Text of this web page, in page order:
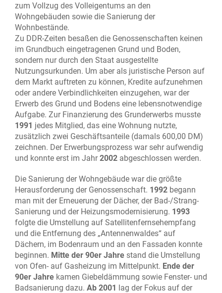
zum Vollzug des Volleigentums an den
Wohngebäuden sowie die Sanierung der
Wohnbestände.
Zu DDR-Zeiten besaßen die Genossenschaften keinen
im Grundbuch eingetragenen Grund und Boden,
sondern nur durch den Staat ausgestellte
Nutzungsurkunden. Um aber als juristische Person auf
dem Markt auftreten zu können, Kredite aufzunehmen
oder andere Verbindlichkeiten einzugehen, war der
Erwerb des Grund und Bodens eine lebensnotwendige
Aufgabe. Zur Finanzierung des Grunderwerbs musste
1991 jedes Mitglied, das eine Wohnung nutzte,
zusätzlich zwei Geschäftsanteile (damals 600,00 DM)
zeichnen. Der Erwerbungsprozess war sehr aufwendig
und konnte erst im Jahr2002 abgeschlossen werden.
Die Sanierung der Wohngebäude war die größte
Herausforderung der Genossenschaft. 1992 begann
man mit der Erneuerung der Dächer, der Bad-/Strang-
Sanierung und der Heizungsmodernisierung. 1993
folgte die Umstellung auf Satellitenfernsehempfang
und die Entfernung des „Antennenwaldes“ auf
Dächern, im Bodenraum und an den Fassaden konnte
beginnen. Mitte der 90er Jahre stand die Umstellung
von Ofen- auf Gasheizung im Mittelpunkt. Ende der
90er Jahre kamen Giebeldämmung sowie Fenster- und
Badsanierung dazu. Ab 2001 lag der Fokus auf der